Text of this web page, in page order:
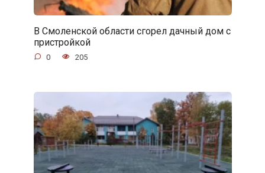
В Смоленской области сгорел дачный дом с
пристройкой
0 205